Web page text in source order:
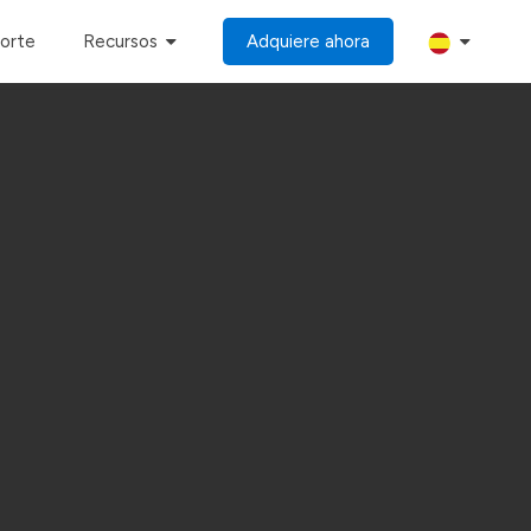
Recursos Adquiere ahora